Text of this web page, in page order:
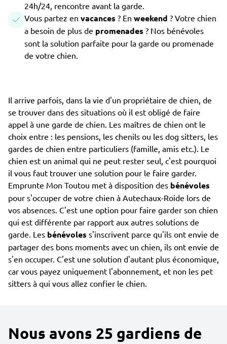
24h/24, rencontre avant la garde.
Vous partez en vacances ? En weekend ? Votre chien
a besoin de plus de promenades ? Nos bénévoles
sont la solution parfaite pour la garde ou promenade
de votre chien.
Il arrive parfois, dans la vie d'un propriétaire de chien, de
se trouver dans des situations où il est obligé de faire
appel à une garde de chien. Les maîtres de chien ont le
choix entre : les pensions, les chenils ou les dog sitters, les
gardes de chien entre particuliers (famille, amis etc.). Le
chien est un animal qui ne peut rester seul, c'est pourquoi
il vous faut trouver une solution pour le faire garder.
Emprunte Mon Toutou met à disposition des bénévoles
pour s'occuper de votre chien à Autechaux-Roide lors de
vos absences. C'est une option pour faire garder son chien
qui est différente par rapport aux autres solutions de
garde. Les bénévoles s'inscrivent parce qu'ils ont envie de
partager des bons moments avec un chien, ils ont envie de
s'en occuper. C'est une solution d'autant plus économique,
car vous payez uniquement l'abonnement, et non les pet
sitters à qui vous allez confier le chien.
Nous avons 25 gardiens de